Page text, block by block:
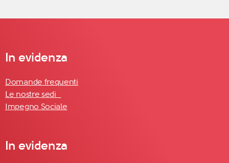
In evidenza
Domande frequenti
Le nostre sedi
Impegno Sociale
In evidenza